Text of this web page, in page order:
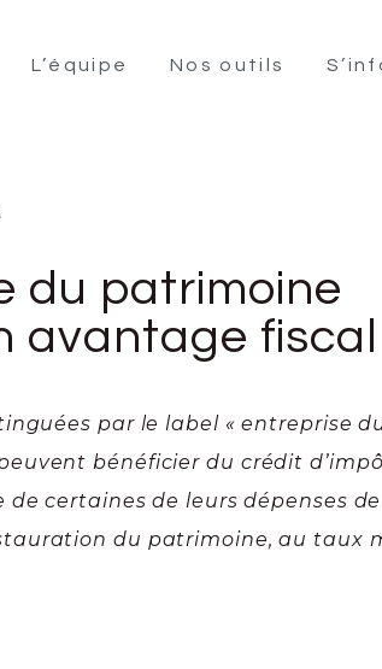
L’équipe Nos outils
du patrimoine
avantage fiscal
par le label « entreprise
bénéficier du crédit
de certaines de leurs dépenses
du patrimoine, au taux